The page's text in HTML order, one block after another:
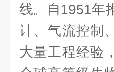
线。自1951年
计、气流控制
大量工程经验